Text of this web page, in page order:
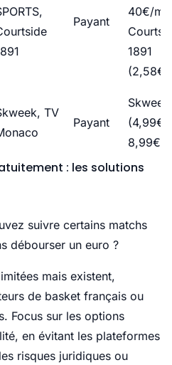
Payant
40€/
1891
(2,58€/
TV
Payant
Skweek
(4,99€
8,99€/
: les solutions
suivre certains matchs
débourser un euro ?
mais existent,
de basket français ou
Focus sur les options
en évitant les plateformes
risques juridiques ou